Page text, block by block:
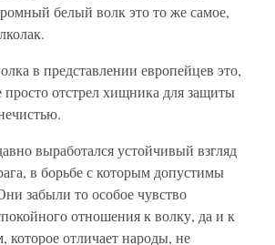
белый волк это то же самое,
в представлении европейцев это,
просто отстрел хищника для защиты
выработался устойчивый взгляд
в борьбе с которым допустимы
забыли то особое чувство
отношения к волку, да и к
отличает народы, не